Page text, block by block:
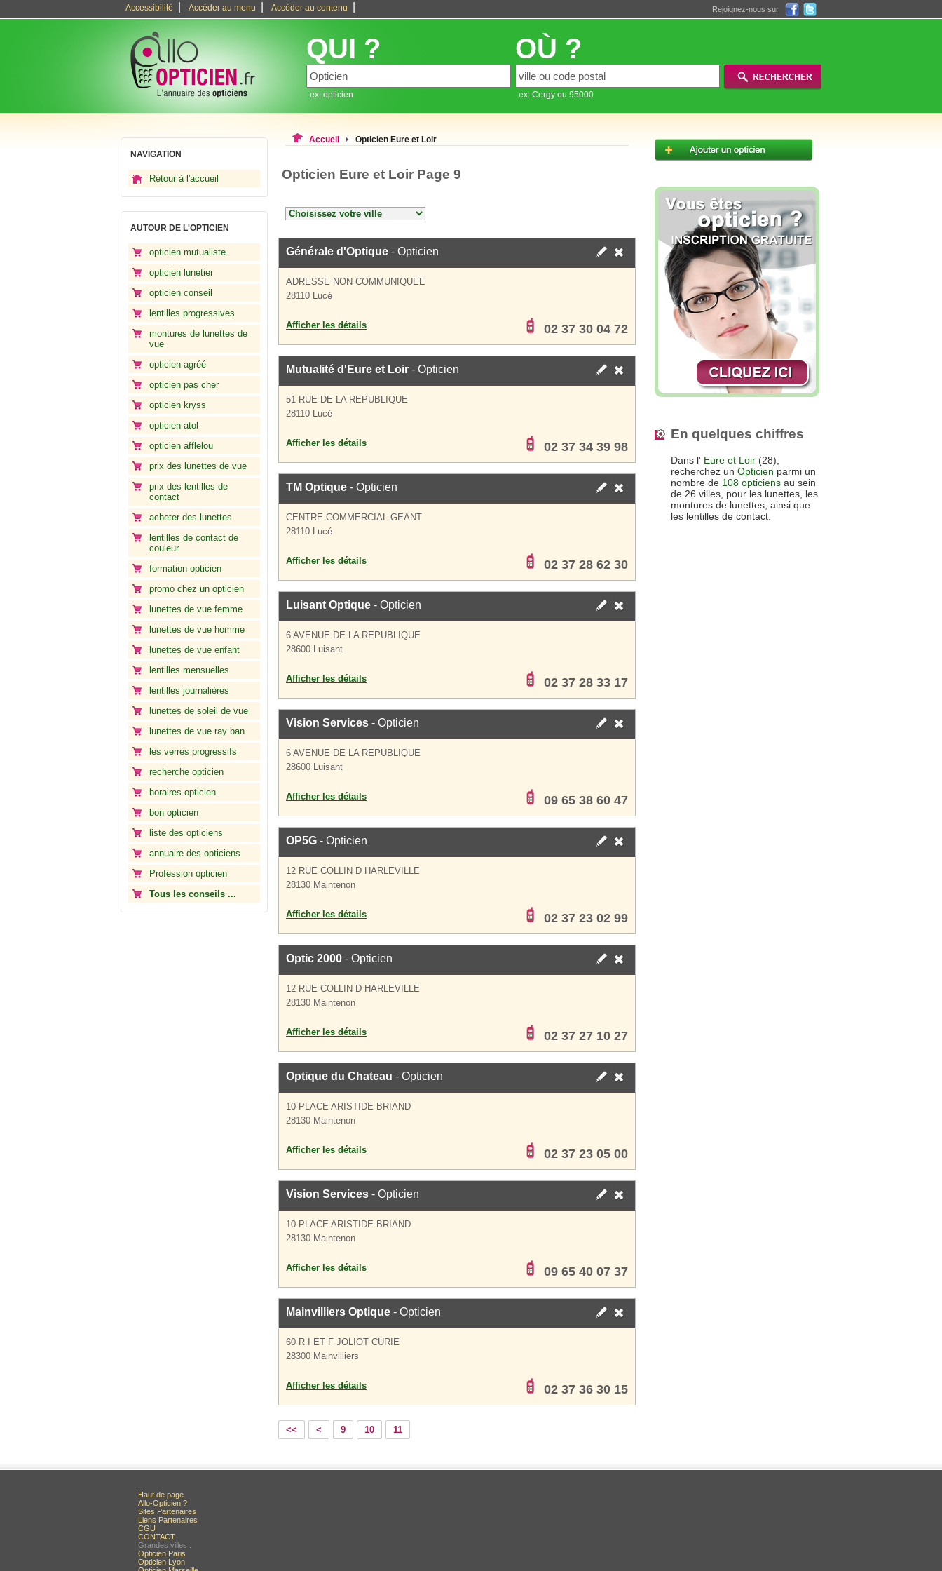
Accessibilité Accéder au menu Accéder au contenu Rejoignez-nous sur
QUI ?
ex: opticien
OÙ ?
ex: Cergy ou 95000
NAVIGATION
Retour à l'accueil
AUTOUR DE L'OPTICIEN
opticien mutualiste
opticien lunetier
opticien conseil
lentilles progressives
montures de lunettes de
vue
opticien agréé
opticien pas cher
opticien kryss
opticien atol
opticien afflelou
prix des lunettes de vue
prix des lentilles de
contact
acheter des lunettes
lentilles de contact de
couleur
formation opticien
promo chez un opticien
lunettes de vue femme
lunettes de vue homme
lunettes de vue enfant
lentilles mensuelles
lentilles journalières
lunettes de soleil de vue
lunettes de vue ray ban
les verres progressifs
recherche opticien
horaires opticien
bon opticien
liste des opticiens
annuaire des opticiens
Profession opticien
Tous les conseils ...
Accueil Opticien Eure et Loir
Opticien Eure et Loir Page 9
Générale d'Optique - Opticien
ADRESSE NON COMMUNIQUEE
28110 Lucé
Afficher les détails 02 37 30 04 72
Mutualité d'Eure et Loir - Opticien
51 RUE DE LA REPUBLIQUE
28110 Lucé
Afficher les détails 02 37 34 39 98
TM Optique - Opticien
CENTRE COMMERCIAL GEANT
28110 Lucé
Afficher les détails 02 37 28 62 30
Luisant Optique - Opticien
6 AVENUE DE LA REPUBLIQUE
28600 Luisant
Afficher les détails 02 37 28 33 17
Vision Services - Opticien
6 AVENUE DE LA REPUBLIQUE
28600 Luisant
Afficher les détails 09 65 38 60 47
OP5G - Opticien
12 RUE COLLIN D HARLEVILLE
28130 Maintenon
Afficher les détails 02 37 23 02 99
Optic 2000 - Opticien
12 RUE COLLIN D HARLEVILLE
28130 Maintenon
Afficher les détails 02 37 27 10 27
Optique du Chateau - Opticien
10 PLACE ARISTIDE BRIAND
28130 Maintenon
Afficher les détails 02 37 23 05 00
Vision Services - Opticien
10 PLACE ARISTIDE BRIAND
28130 Maintenon
Afficher les détails 09 65 40 07 37
Mainvilliers Optique - Opticien
60 R I ET F JOLIOT CURIE
28300 Mainvilliers
Afficher les détails 02 37 36 30 15
<< < 9 10 11
En quelques chiffres
Dans l' Eure et Loir (28),
recherchez un Opticien parmi un
nombre de 108 opticiens au sein
de 26 villes, pour les lunettes, les
montures de lunettes, ainsi que
les lentilles de contact.
Haut de page
Allo-Opticien ?
Sites Partenaires
Liens Partenaires
CGU
CONTACT
Grandes villes :
Opticien Paris
Opticien Lyon